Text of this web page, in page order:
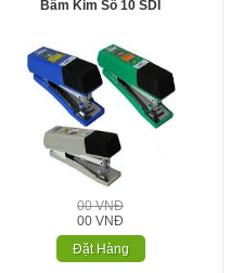
Bấm Kim Số 10 SDI
00 VNĐ
00 VNĐ
Đặt Hàng